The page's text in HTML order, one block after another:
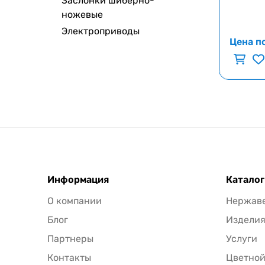
ножевые
Электроприводы
Цена
Информация
О компании
Блог
Партнеры
Контакты
Каталог
Изделия
Услуги